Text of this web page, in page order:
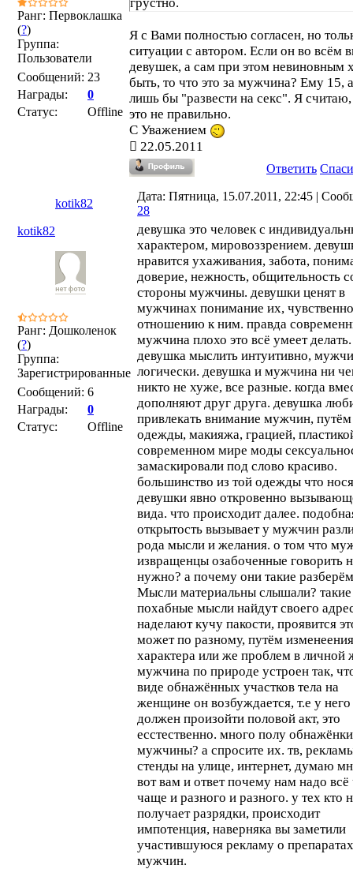
Ранг: Первоклашка
(?)
Группа:
Пользователи
Сообщений: 23
Награды:
0
Статус:
Offline
Я с Вами полностью согласен, но
ситуации с автором. Если он во всём
девушек, а сам при этом невиновным
быть, то что это за мужчина? Ему 15,
лишь бы "развести на секс". Я
это не правильно.
С Уважением
22.05.2011
Ответить
kotik82
Дата: Пятница, 15.07.2011, 22:45 |
28
kotik82
Ранг: Дошколенок
(?)
Группа:
Зарегистрированные
Сообщений: 6
Награды:
0
Статус:
Offline
девушка это человек с
характером, мировоззрением.
нравится ухаживания, забота,
доверие, нежность, общительность
стороны мужчины. девушки ценят в
мужчинах понимание их,
отношению к ним. правда
мужчина плохо это всё умеет делать.
девушка мыслить интуитивно,
логически. девушка и мужчина ни
никто не хуже, все разные. когда
дополняют друг друга. девушка
привлекать внимание мужчин, путём
одежды, макияжа, грацией,
современном мире моды
замаскировали под слово красиво.
большинство из той одежды что
девушки явно откровенно
вида. что происходит далее.
открытость вызывает у мужчин
рода мысли и желания. о том что
извращенцы озабоченные говорить
нужно? а почему они такие
Мысли материальны слышали? такие
похабные мысли найдут своего
наделают кучу пакости, проявится
может по разному, путём изменеения
характера или же проблем в личной
мужчина по природе устроен так,
виде обнажённых участков тела на
женщине он возбуждается, т.е у него
должен произойти половой акт, это
есстественно. много полу
мужчины? а спросите их. тв,
стенды на улице, интернет, думаю
вот вам и ответ почему нам надо
чаще и разного и разного. у тех кто
получает разрядки, происходит
импотенция, наверняка вы заметили
участившуюся рекламу о
мужчин.